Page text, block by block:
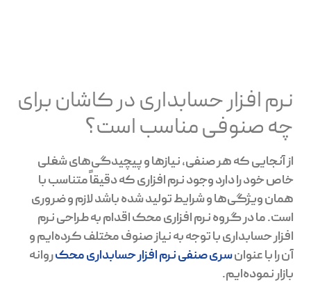
نرم افزار حسابداری در کاشان برای
چه صنوفی مناسب است؟
از آنجایی که هر صنفی، نیازها و پیچیدگی‌های شغلی
خاص خود را دارد وجود نرم افزاری که دقیقاً متناسب با
همان ویژگی‌ها و شرایط تولید شده باشد لازم و ضروری
است. ما در گروه نرم افزاری محک اقدام به طراحی نرم
افزار حسابداری با توجه به نیاز صنوف مختلف کرده‌ایم و
آن را با عنوانسری صنفی نرم افزار حسابداری محکروانه
بازار نموده‌ایم.